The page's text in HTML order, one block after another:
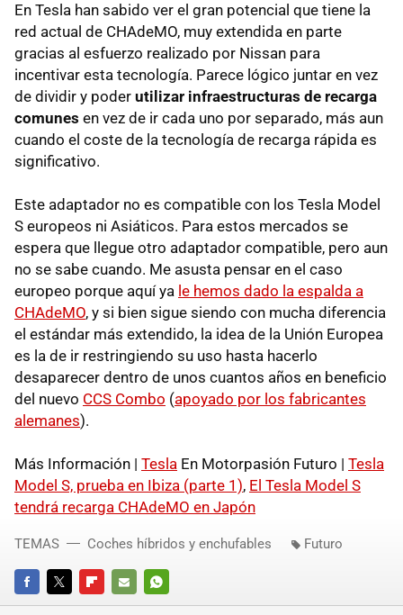
En Tesla han sabido ver el gran potencial que tiene la
red actual de CHAdeMO, muy extendida en parte
gracias al esfuerzo realizado por Nissan para
incentivar esta tecnología. Parece lógico juntar en vez
de dividir y poder utilizar infraestructuras de recarga
comunes en vez de ir cada uno por separado, más aun
cuando el coste de la tecnología de recarga rápida es
significativo.
Este adaptador no es compatible con los Tesla Model
S europeos ni Asiáticos. Para estos mercados se
espera que llegue otro adaptador compatible, pero aun
no se sabe cuando. Me asusta pensar en el caso
europeo porque aquí ya le hemos dado la espalda a
CHAdeMO, y si bien sigue siendo con mucha diferencia
el estándar más extendido, la idea de la Unión Europea
es la de ir restringiendo su uso hasta hacerlo
desaparecer dentro de unos cuantos años en beneficio
del nuevo CCS Combo (apoyado por los fabricantes
alemanes).
Más Información | Tesla En Motorpasión Futuro | Tesla
Model S, prueba en Ibiza (parte 1), El Tesla Model S
tendrá recarga CHAdeMO en Japón
FACEBOOKTWITTERFLIPBOARD
E-
WHATSAPP
TEMAS Coches híbridos y enchufables Futuro